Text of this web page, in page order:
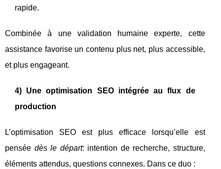
rapide.
Combinée à une validation humaine experte, cette
assistance favorise un contenu plus net, plus accessible,
et plus engageant.
4) Une optimisation SEO intégrée au flux de
production
L’optimisation SEO est plus efficace lorsqu’elle est
pensée dès le départ: intention de recherche, structure,
éléments attendus, questions connexes. Dans ce duo :